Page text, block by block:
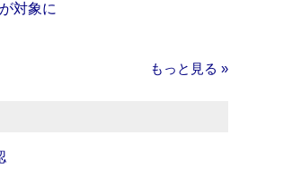
対象に
もっと見る »